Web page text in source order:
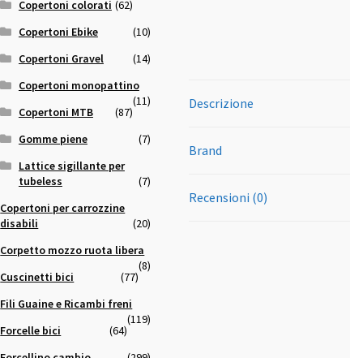
Descrizione
Brand
Recensioni (0)
Copertoni colorati (62)
Copertoni Ebike
(10)
Copertoni Gravel
(14)
Copertoni monopattino
(11)
Copertoni MTB
(87)
Gomme piene
(7)
Lattice sigillante per
tubeless
(7)
Copertoni per carrozzine
disabili
(20)
Corpetto mozzo ruota libera
(8)
Cuscinetti bici
(77)
Fili Guaine e Ricambi freni
(119)
Forcelle bici
(64)